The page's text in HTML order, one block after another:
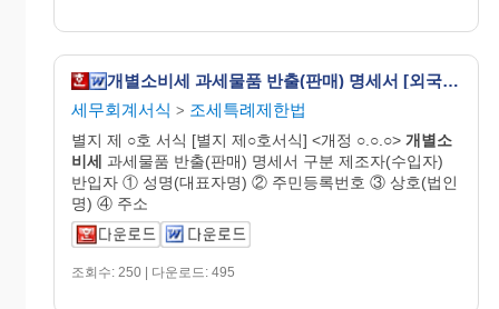
개별소비세 과세물품 반출(판매) 명세서 [외국인관광객 등에 대한 부가가치세 및 개별소비세 특례규정 시행규칙 서식8]
세무회계서식 > 조세특례제한법
별지 제 ○호 서식 [별지 제○호서식] <개정 ○.○.○> 개별소
비세 과세물품 반출(판매) 명세서 구분 제조자(수입자)
반입자 ① 성명(대표자명) ② 주민등록번호 ③ 상호(법인
명) ④ 주소
조회수: 250 | 다운로드: 495